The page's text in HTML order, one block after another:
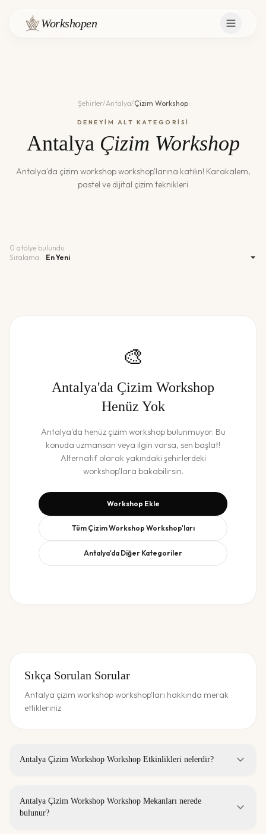
Workshopen
Şehirler/Antalya/Çizim Workshop
DENEYİM ALT KATEGORİSİ
Antalya Çizim Workshop
Antalya'da çizim workshopworkshop'larına katılın! Karakalem,
pastel ve dijital çizim teknikleri
0 atölye bulundu
Sıralama:
🎨
Antalya'da Çizim Workshop
Henüz Yok
Antalya'da henüz çizim workshopbulunmuyor. Bu
konuda uzmansan veya ilgin varsa, sen başlat!
Alternatif olarak yakındaki şehirlerdeki
workshop'lara bakabilirsin.
Workshop Ekle
Tüm Çizim Workshop Workshop'ları
Antalya'da Diğer Kategoriler
Sıkça Sorulan Sorular
Antalya çizim workshop workshop'ları hakkında merak
ettikleriniz
Antalya Çizim Workshop Workshop Etkinlikleri nelerdir?
Antalya Çizim Workshop Workshop Mekanları nerede
bulunur?